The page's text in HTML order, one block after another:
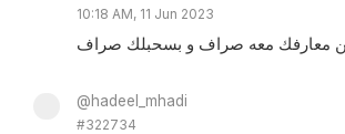
10:18 AM, 11 Jun 2023
معارفك معه صراف و بسحبلك صراف
@hadeel_mhadi
#322734